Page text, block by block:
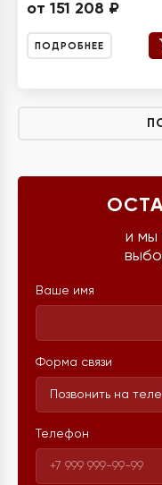
от 151 208 ₽
ПОДРОБНЕЕ
и мы
Ваше имя
Форма связи
Позвонить на
Телефон